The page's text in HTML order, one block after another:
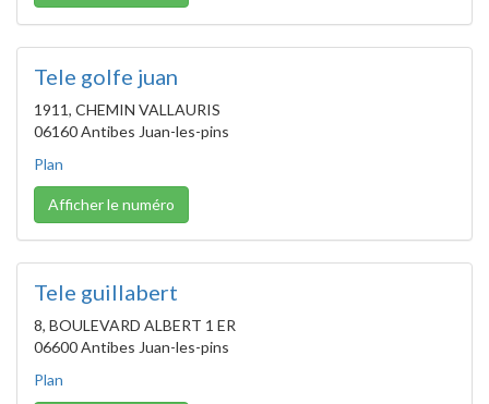
Tele golfe juan
1911, CHEMIN VALLAURIS
06160 Antibes Juan-les-pins
Plan
Afficher le numéro
Tele guillabert
8, BOULEVARD ALBERT 1 ER
06600 Antibes Juan-les-pins
Plan